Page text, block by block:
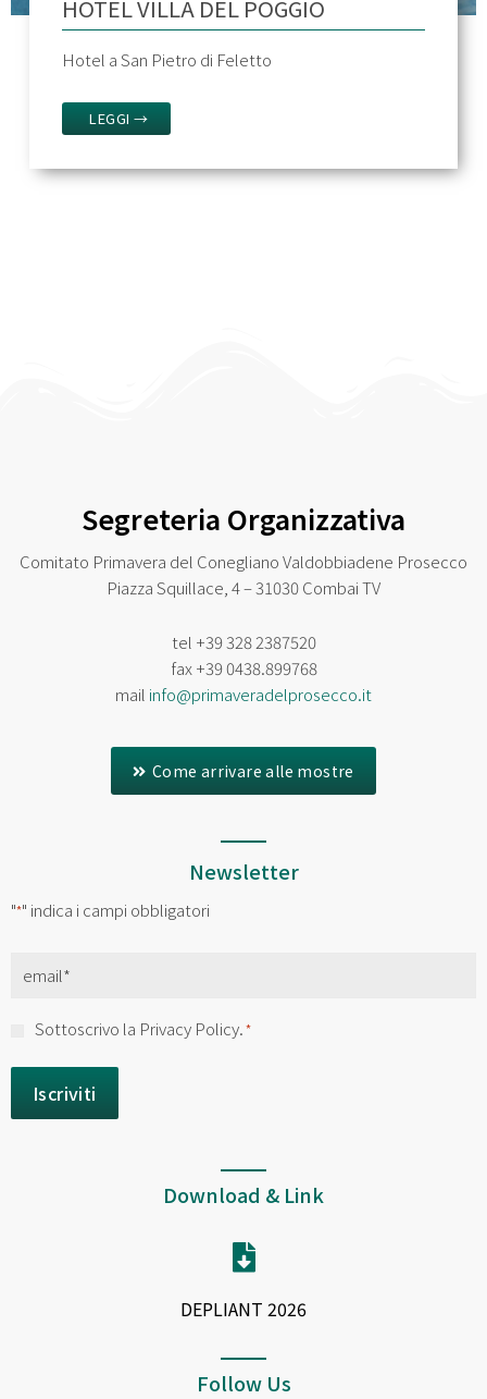
HOTEL VILLA DEL POGGIO
Hotel a San Pietro di Feletto
LEGGI →
Segreteria Organizzativa
Comitato Primavera del Conegliano Valdobbiadene Prosecco
Piazza Squillace, 4 – 31030 Combai TV
tel +39 328 2387520
fax+39 0438.899768
mail info@primaveradelprosecco.it
Come arrivare alle mostre
Newsletter
"*" indica i campi obbligatori
Email
Consenso
Sottoscrivo la Privacy Policy.*
Download & Link
DEPLIANT 2026
Follow Us